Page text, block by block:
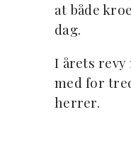
at både
dag.
I årets revy
med for
herrer.